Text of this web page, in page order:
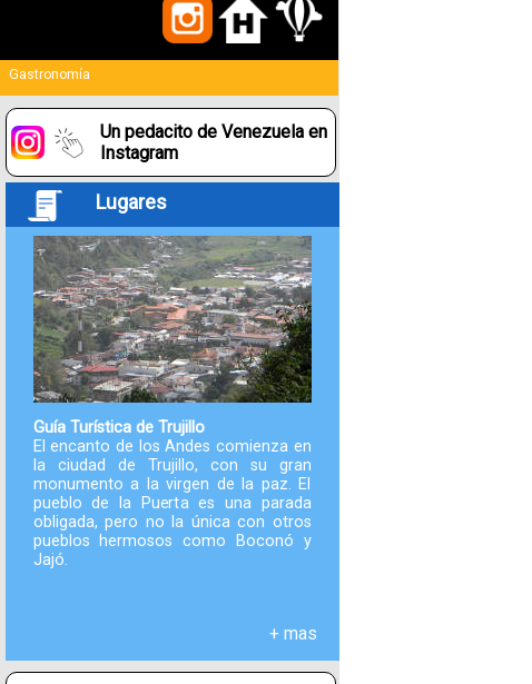
Gastronomía
Un pedacito de Venezuela en
Instagram
Lugares
Guía Turística de Trujillo
El encanto de los Andes comienza en
la ciudad de Trujillo, con su gran
monumento a la virgen de la paz. El
pueblo de la Puerta es una parada
obligada, pero no la única con otros
pueblos hermosos como Boconó y
Jajó.
+ mas